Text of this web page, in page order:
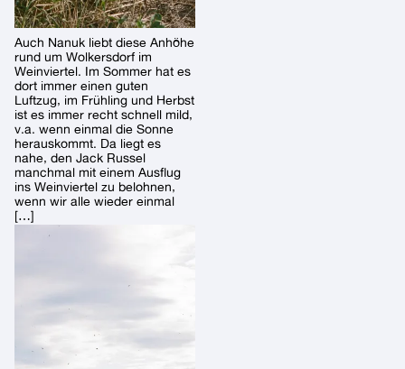
Auch Nanuk liebt diese Anhöhe
rund um Wolkersdorf im
Weinviertel. Im Sommer hat es
dort immer einen guten
Luftzug, im Frühling und Herbst
ist es immer recht schnell mild,
v.a. wenn einmal die Sonne
herauskommt. Da liegt es
nahe, den Jack Russel
manchmal mit einem Ausflug
ins Weinviertel zu belohnen,
wenn wir alle wieder einmal
[…]